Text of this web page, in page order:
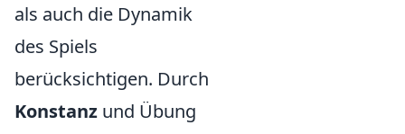
als auch die Dynamik
des Spiels
berücksichtigen. Durch
Konstanz und Übung